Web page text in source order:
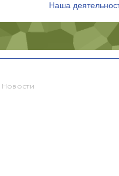
Наша
Новости